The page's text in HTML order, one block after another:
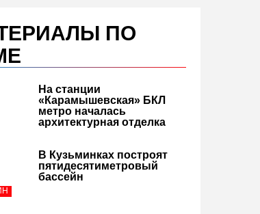
ПО
На станции
«Карамышевская» БКЛ
метро началась
архитектурная отделка
В Кузьминках построят
пятидесятиметровый
бассейн